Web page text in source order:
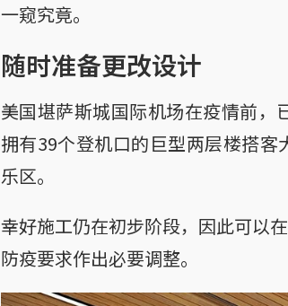
一窥究竟。
随时准备更改设计
美国堪萨斯城国际机场在疫情前，
拥有39个登机口的巨型两层楼搭
乐区。
幸好施工仍在初步阶段，因此可以
防疫要求作出必要调整。